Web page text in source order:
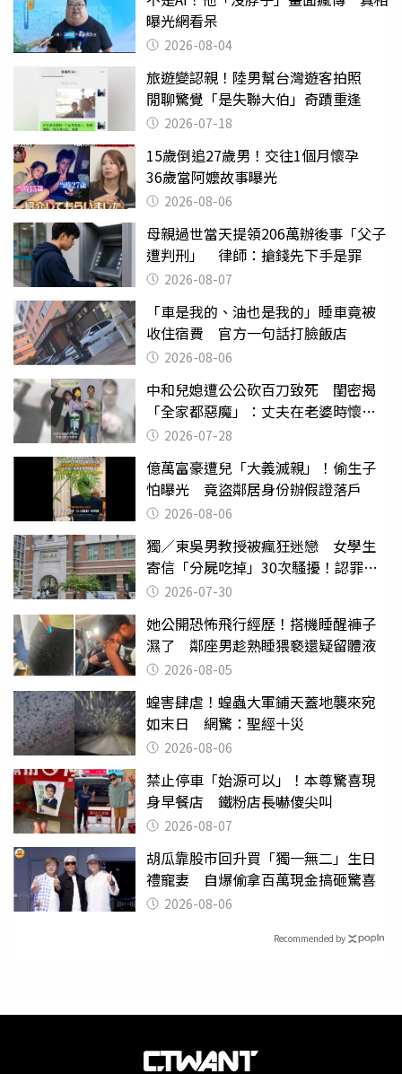
曝光網看呆
2026-08-04
旅遊變認親！陸男幫台灣遊客拍照
閒聊驚覺「是失聯大伯」奇蹟重逢
2026-07-18
15歲倒追27歲男！交往1個月懷孕
36歲當阿嬤故事曝光
2026-08-06
母親過世當天提領206萬辦後事「父子
遭判刑」 律師：搶錢先下手是罪
2026-08-07
「車是我的、油也是我的」睡車竟被
收住宿費 官方一句話打臉飯店
2026-08-06
中和兒媳遭公公砍百刀致死 閨密揭
「全家都惡魔」：丈夫在老婆時懷孕
摔東西
2026-07-28
億萬富豪遭兒「大義滅親」！偷生子
怕曝光 竟盜鄰居身份辦假證落戶
2026-08-06
獨／東吳男教授被瘋狂迷戀 女學生
寄信「分屍吃掉」30次騷擾！認罪免
關 2026-07-30
她公開恐怖飛行經歷！搭機睡醒褲子
濕了 鄰座男趁熟睡猥褻還疑留體液
2026-08-05
蝗害肆虐！蝗蟲大軍鋪天蓋地襲來宛
如末日 網驚：聖經十災
2026-08-06
禁止停車「始源可以」！本尊驚喜現
身早餐店 鐵粉店長嚇傻尖叫
2026-08-07
胡瓜靠股市回升買「獨一無二」生日
禮寵妻 自爆偷拿百萬現金搞砸驚喜
2026-08-06
Recommended by